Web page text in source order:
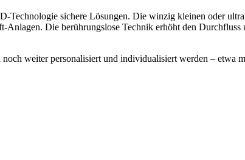
sichere Lösungen. Die winzig kleinen oder
Die berührungslose Technik erhöht den
weiter personalisiert und individualisiert werden – etwa